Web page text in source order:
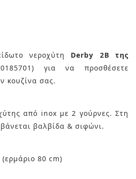
νεροχύτη Derby 2B της
για να προσθέσετε
κουζίνα σας.
από inox με 2 γούρνες. Στη
βαλβίδα & σιφώνι.
80 cm)